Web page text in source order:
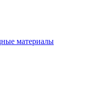
материалы